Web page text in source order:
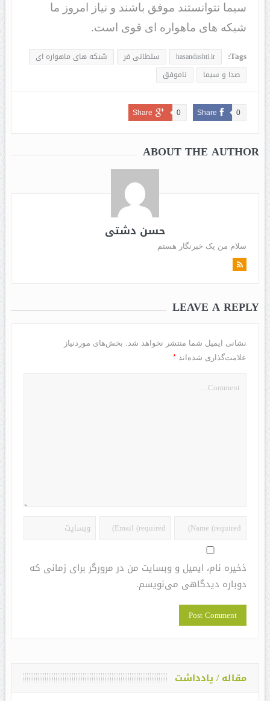
سیما نتوانستند موفق باشند و نیاز امروز ما
شبکه های ماهواره ای قوی است.
Tags:
hasandashti.ir سلطانی فر
شبکه های ماهواره ای
صدا و سیما
ناموفق
Share 0
Share 0
ABOUT THE AUTHOR
حسن دشتی
سلام من یک خبرنگار هستم
LEAVE A REPLY
نشانی ایمیل شما منتشر نخواهد شد.
بخش‌های موردنیاز
علامت‌گذاری شده‌اند *
ذخیره نام، ایمیل و وبسایت من در مرورگر برای زمانی که
دوباره دیدگاهی می‌نویسم.
مقاله / یادداشت